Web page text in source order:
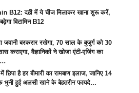
B12: दही में ये चीज मिलाकर खाना शुरू करें,
विटामिन B12
जवानी बरकरार रखेगा, 70 साल के बुजुर्ग को 30
कराएगा, वैज्ञानिकों ने खोजा एंटी-एजिंग का
छिपा है हर बीमारी का रामबाण इलाज, जानिए 14
भुनी हुई अलसी खाने के बेहतरीन फायदे…